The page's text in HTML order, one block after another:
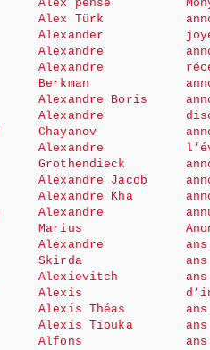
Alex pense
Alex Türk
Alexander
Alexandre
Alexandre
Berkman
Alexandre Boris
Alexandre
Chayanov
Alexandre
Grothendieck
Alexandre Jacob
Alexandre Kha
Alexandre
Marius
Alexandre
Skirda
Alexievitch
Alexis
Alexis Théas
Alexis Tiouka
Alfons
ans
ans
ans